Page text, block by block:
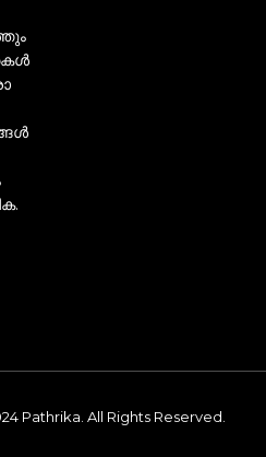
Pathrika. All Rights Reserved.